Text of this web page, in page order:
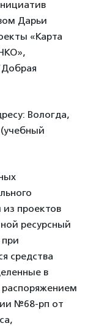
Дарьи
«Карта
Вологда,
из проектов
ресурсный
средства
в
распоряжением
№68-рп от